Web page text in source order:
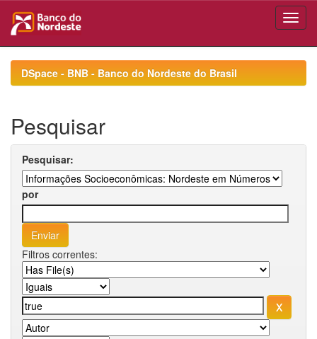
navigationDSpace - BNB - Banco do Nordeste do Brasil
Pesquisar
Pesquisar:
por
Filtros correntes: